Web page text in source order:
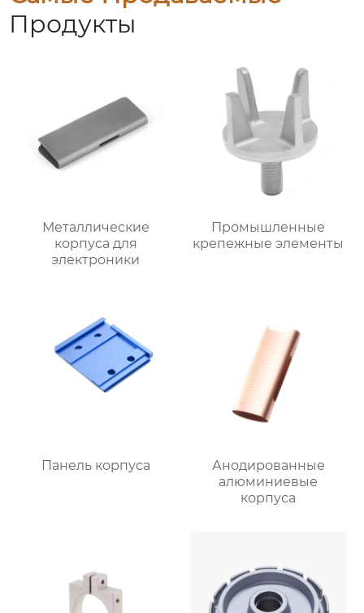
Продукты
Металлические
корпуса для
электроники
Промышленные
крепежные элементы
Панель корпуса
Анодированные
алюминиевые
корпуса